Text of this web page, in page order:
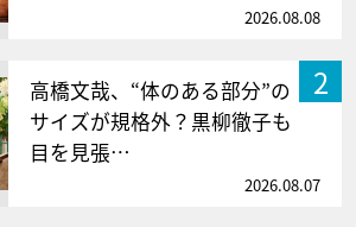
2026.08.08
2
高橋文哉、“体のある部分”の
サイズが規格外？黒柳徹子も
目を見張…
2026.08.07